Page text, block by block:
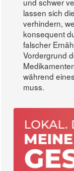
lassen sich
verhindern,
konsequent
falscher
Vordergrund
während
muss.